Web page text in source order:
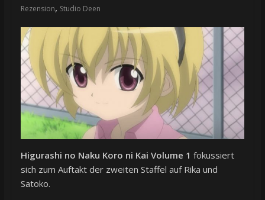
Rezension, Studio Deen
Higurashi no Naku Koro ni Kai Volume 1 fokussiert
sich zum Auftakt der zweiten Staffel auf Rika und
Satoko.